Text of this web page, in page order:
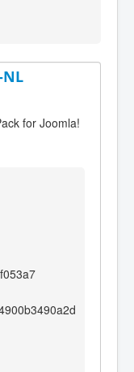
for Joomla!